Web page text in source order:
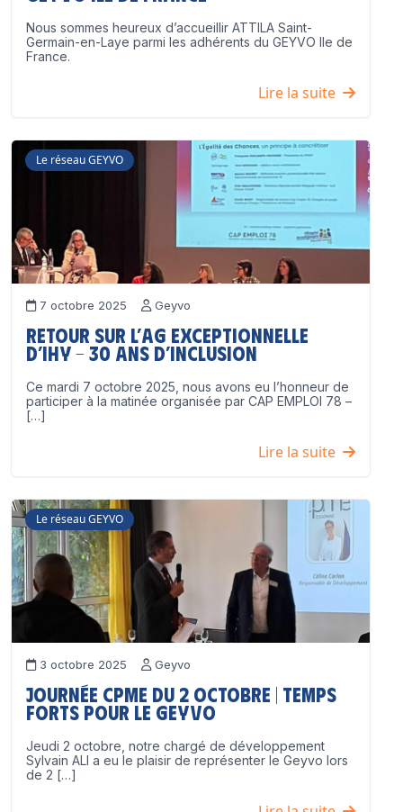
Nous sommes heureux d’accueillir ATTILA Saint-
Germain-en-Laye parmi les adhérents du GEYVO Ile de
France.
Lire la suite
Le réseau GEYVO
7 octobre 2025 Geyvo
Retour sur l’AG exceptionnelle
d’IHY – 30 ans d’inclusion
Ce mardi 7 octobre 2025, nous avons eu l’honneur de
participer à la matinée organisée par CAP EMPLOI 78 –
[…]
Lire la suite
Le réseau GEYVO
3 octobre 2025 Geyvo
Journée CPME du 2 octobre | Temps
forts pour le GEYVO
Jeudi 2 octobre, notre chargé de développement
Sylvain ALI a eu le plaisir de représenter le Geyvo lors
de 2 […]